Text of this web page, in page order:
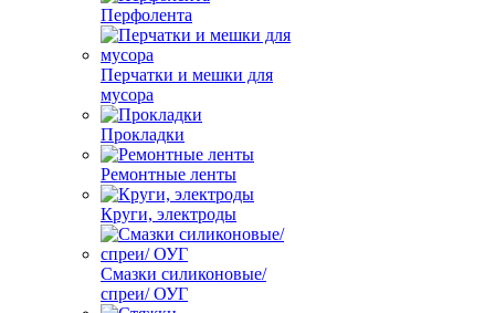
Перфолента
Перчатки и мешки для
мусора
Прокладки
Ремонтные ленты
Круги, электроды
Смазки силиконовые/
спреи/ ОУГ